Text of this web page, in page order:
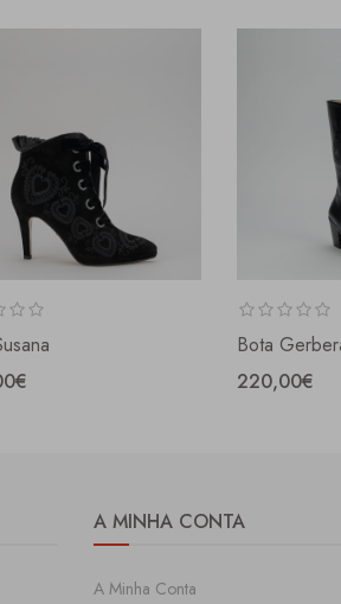
Bota
220,00€
A MINHA CONTA
A Minha Conta